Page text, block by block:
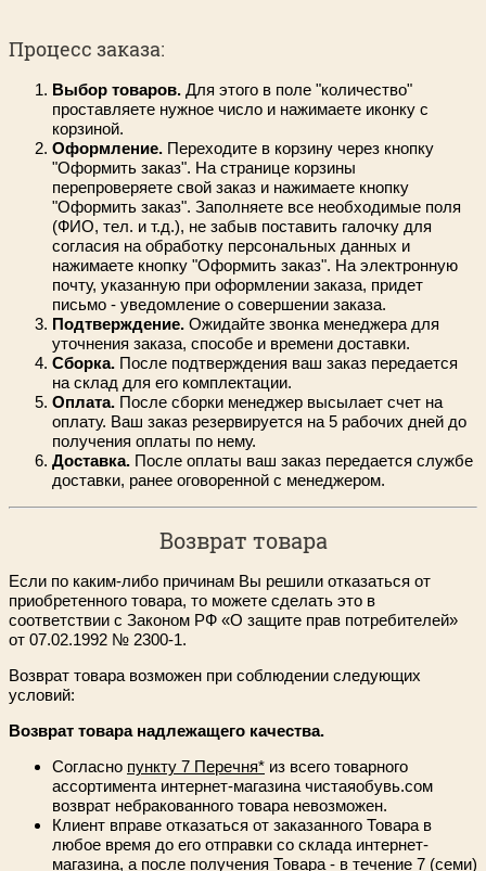
Процесс заказа:
Выбор товаров. Для этого в поле "количество"
проставляете нужное число и нажимаете иконку с
корзиной.
Оформление. Переходите в корзину через кнопку
"Оформить заказ". На странице корзины
перепроверяете свой заказ и нажимаете кнопку
"Оформить заказ". Заполняете все необходимые поля
(ФИО, тел. и т.д.), не забыв поставить галочку для
согласия на обработку персональных данных и
нажимаете кнопку "Оформить заказ". На электронную
почту, указанную при оформлении заказа, придет
письмо - уведомление о совершении заказа.
Подтверждение. Ожидайте звонка менеджера для
уточнения заказа, способе и времени доставки.
Сборка. После подтверждения ваш заказ передается
на склад для его комплектации.
Оплата. После сборки менеджер высылает счет на
оплату. Ваш заказ резервируется на 5 рабочих дней до
получения оплаты по нему.
Доставка. После оплаты ваш заказ передается службе
доставки, ранее оговоренной с менеджером.
Возврат товара
Если по каким-либо причинам Вы решили отказаться от
приобретенного товара, то можете сделать это в
соответствии с Законом РФ «О защите прав потребителей»
от 07.02.1992 № 2300-1.
Возврат товара возможен при соблюдении следующих
условий:
Возврат товара надлежащего качества.
Согласно пункту 7 Перечня* из всего товарного
ассортимента интернет-магазина чистаяобувь.сом
возврат небракованного товара невозможен.
Клиент вправе отказаться от заказанного Товара в
любое время до его отправки со склада интернет-
магазина, а после получения Товара - в течение 7 (семи)